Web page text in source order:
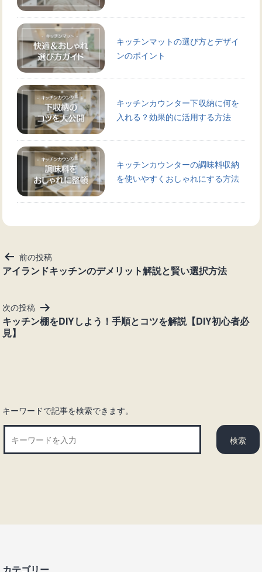
キッチンマットの選び方とデザイ
ンのポイント
キッチンカウンター下収納に何を
入れる？効果的に活用する方法
キッチンカウンターの調味料収納
を使いやすくおしゃれにする方法
投
稿
ゲ
ー
シ
前の投稿
アイランドキッチンのデメリット解説と賢い選択方法
次の投稿
キッチン棚をDIYしよう！手順とコツを解説【DIY初心者必
見】
キーワードで記事を検索できます。